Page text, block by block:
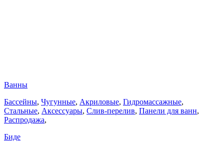
Ванны
Бассейны, Чугунные, Акриловые, Гидромассажные,
Стальные, Аксессуары, Слив-перелив, Панели для ванн,
Распродажа,
Биде